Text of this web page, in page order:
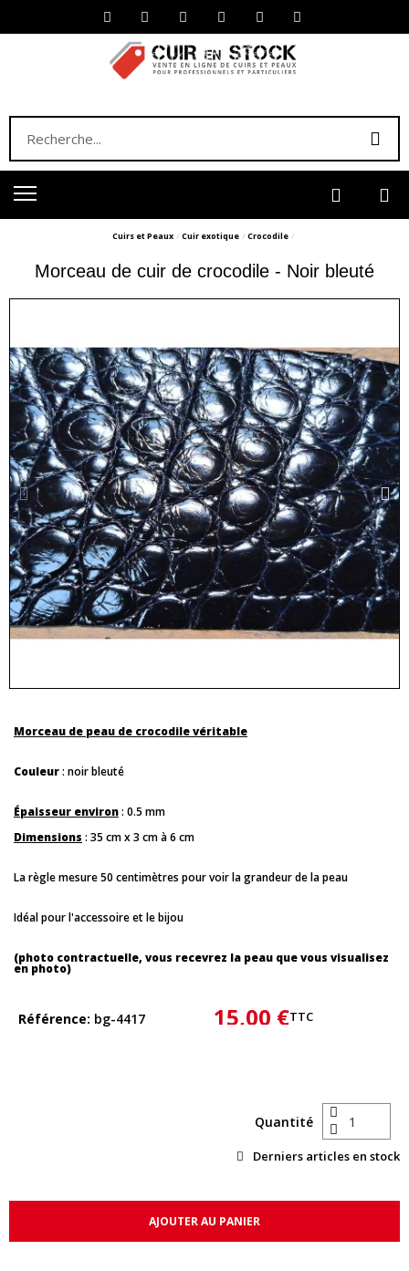
Cuirs et Peaux Cuir exotique Crocodile
Morceau de cuir de crocodile - Noir bleuté
Morceau de peau de crocodile véritable
Couleur: noir bleuté
Épaisseur environ: 0.5 mm
Dimensions : 35 cm x 3 cm à 6 cm
La règle mesure 50 centimètres pour voir la grandeur de la peau
Idéal pour l'accessoire et le bijou
(photo contractuelle, vous recevrez la peau que vous visualisez
en photo)
Référence bg-4417 15,00 €TTC
Quantité
Derniers articles en stock
AJOUTER AU PANIER